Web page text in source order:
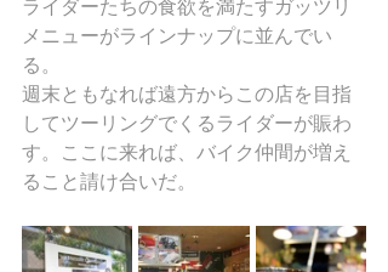
ライダーたちの食欲を満たすガッツリ
メニューがラインナップに並んでい
る。
週末ともなれば遠方からこの店を目指
してツーリングでくるライダーが賑わ
す。ここに来れば、バイク仲間が増え
ること請け合いだ。